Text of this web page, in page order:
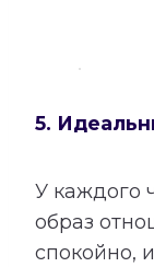
5.
У каждого
образ
спокойно,